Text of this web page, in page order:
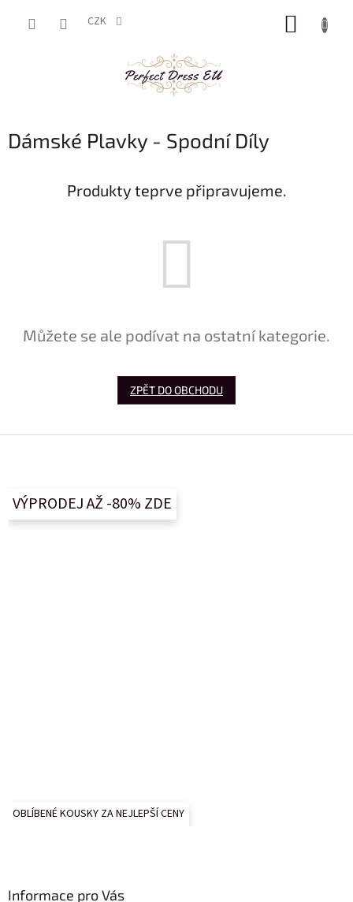
CZK
Dámské Plavky - Spodní Díly
Produkty teprve připravujeme.
Můžete se ale podívat na ostatní kategorie.
ZPĚT DO OBCHODU
VÝPRODEJ AŽ -80% ZDE
OBLÍBENÉ KOUSKY ZA NEJLEPŠÍ CENY
Informace pro Vás